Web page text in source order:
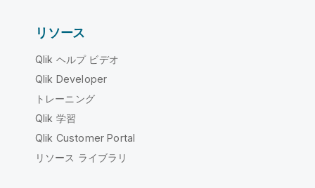
リソース
Qlik ヘルプ ビデオ
Qlik Developer
トレーニング
Qlik 学習
Qlik Customer Portal
リソース ライブラリ